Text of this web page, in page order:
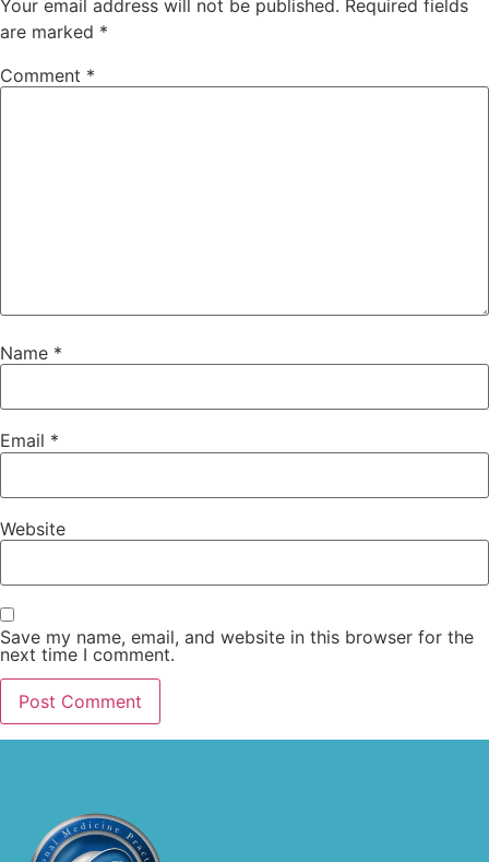
Your email address will not be published. Required fields
are marked *
Comment *
Name *
Email *
Website
Save my name, email, and website in this browser for the
next time I comment.